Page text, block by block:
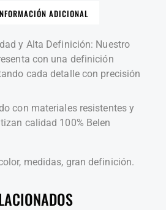
ADICIONAL
y Alta Definición: Nuestro
con una definición
cada detalle con precisión
con materiales resistentes y
calidad 100% Belen
medidas, gran definición.